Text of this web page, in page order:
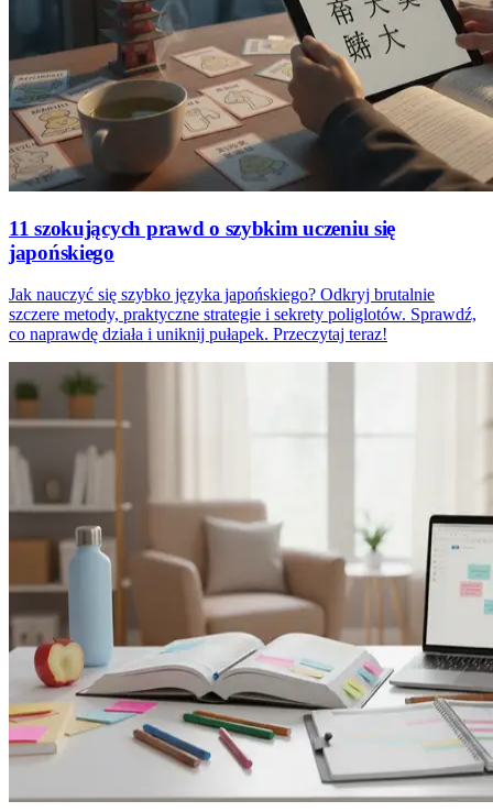
11 szokujących prawd o szybkim uczeniu się
japońskiego
Jak nauczyć się szybko języka japońskiego? Odkryj brutalnie
szczere metody, praktyczne strategie i sekrety poliglotów. Sprawdź,
co naprawdę działa i uniknij pułapek. Przeczytaj teraz!